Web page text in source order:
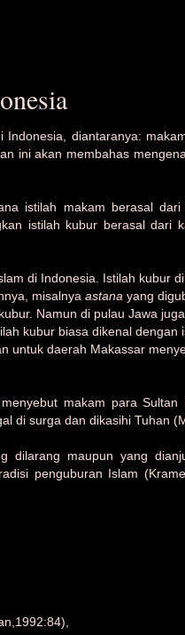
diantaranya:
ini akan membahas
istilah makam berasal dari
istilah kubur berasal dari
di Indonesia. Istilah kubur
misalnya astana yang
Namun di pulau Jawa
kubur biasa dikenal dengan
untuk daerah Makassar
makam para Sultan
di surga dan dikasihi Tuhan
dilarang maupun yang
penguburan Islam